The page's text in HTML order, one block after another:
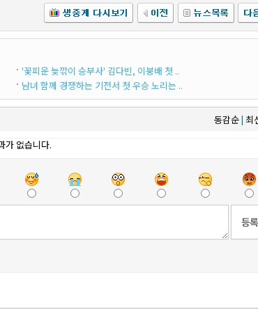
'꽃피운 늦깎이 승부사' 김다빈, 이붕배 첫 ..
남녀 함께 경쟁하는 기전서 첫 우승 노리는 ..
동감순| 최
가 없습니다.